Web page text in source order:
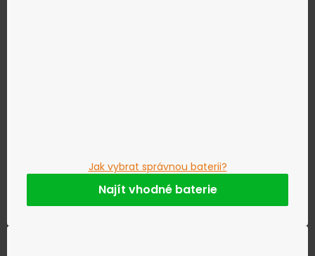
Jak vybrat správnou baterii?
Najít vhodné baterie